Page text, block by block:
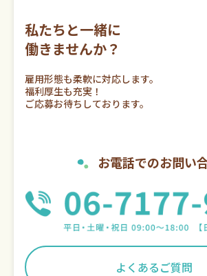
私たちと一緒に
働きませんか？
雇用形態も柔軟に対応します。
福利厚生も充実！
ご応募お待ちしております。
お電話でのお問い
よくあるご質問